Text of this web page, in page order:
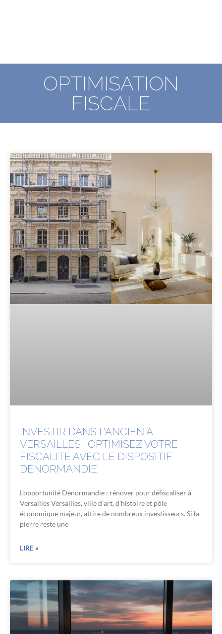
OPTIMISATION
FISCALE
INVESTIR DANS L’ANCIEN À
VERSAILLES : OPTIMISEZ VOTRE
FISCALITÉ AVEC LE DISPOSITIF
DENORMANDIE
L’opportunité Denormandie : rénover pour défiscaliser à
Versailles Versailles, ville d’art, d’histoire et pôle
économique majeur, attire de nombreux investisseurs. Si la
pierre reste une
LIRE »